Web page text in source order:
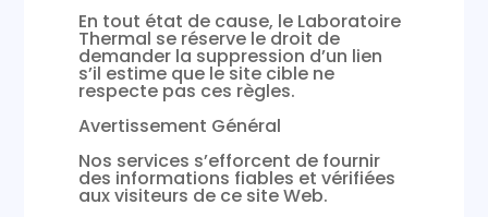
En tout état de cause, le Laboratoire
Thermal se réserve le droit de
demander la suppression d’un lien
s’il estime que le site cible ne
respecte pas ces règles.
Avertissement Général
Nos services s’efforcent de fournir
des informations fiables et vérifiées
aux visiteurs de ce site Web.